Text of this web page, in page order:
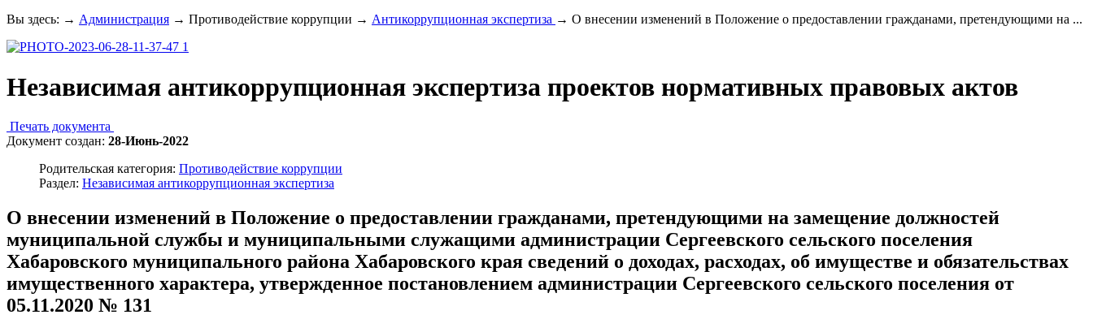
Вы здесь: → Администрация → Противодействие коррупции → Антикоррупционная экспертиза → О внесении изменений в Положение о предоставлении гражданами, претендующими на ...
Независимая антикоррупционная экспертиза проектов нормативных правовых актов
Печать документа
Документ создан: 28-Июнь-2022
Родительская категория: Противодействие коррупции
Раздел: Независимая антикоррупционная экспертиза
О внесении изменений в Положение о предоставлении гражданами, претендующими на замещение должностей
муниципальной службы и муниципальными служащими администрации Сергеевского сельского поселения
Хабаровского муниципального района Хабаровского края сведений о доходах, расходах, об имуществе и обязательствах
имущественного характера, утвержденное постановлением администрации Сергеевского сельского поселения от
05.11.2020 № 131